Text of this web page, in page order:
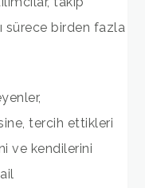
sürece birden fazla
tercih ettikleri
ve kendilerini